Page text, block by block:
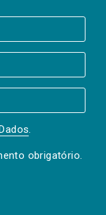
.
obrigatório.